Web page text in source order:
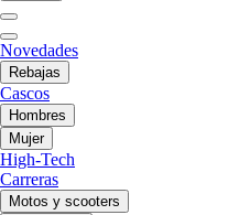
Novedades
Rebajas
Cascos
Hombres
Mujer
High-Tech
Carreras
Motos y scooters